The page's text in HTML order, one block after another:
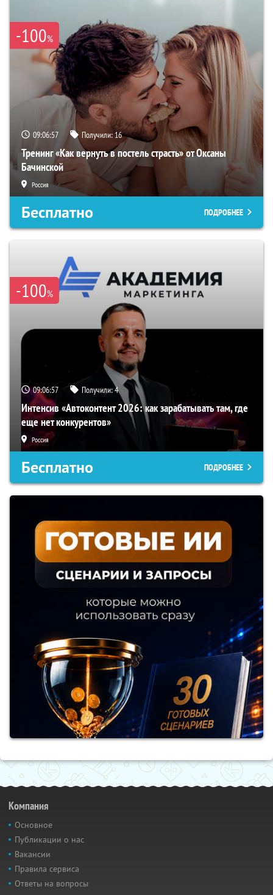
-100%
09:06:56 Получили:16
Тренинг «Как вернуть в постель страсть» от Оксаны
Бачинской
Россия
Бесплатно ПОДРОБНЕЕ
-100%
09:06:56 Получили:4
Интенсив «Автоконтент 2026: как зарабатывать там, где
еще нет конкурентов»
Россия
Бесплатно ПОДРОБНЕЕ
Компания
Основное
Публикации о нас
Вакансии
Правила сервиса
Ответы на вопросы